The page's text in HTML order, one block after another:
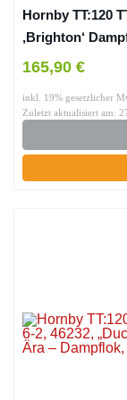
Hornby TT:120
‚Brighton‘
Gelb/Grün
165,90 €
inkl. 19% gesetzlicher
Zuletzt aktualisiert am: